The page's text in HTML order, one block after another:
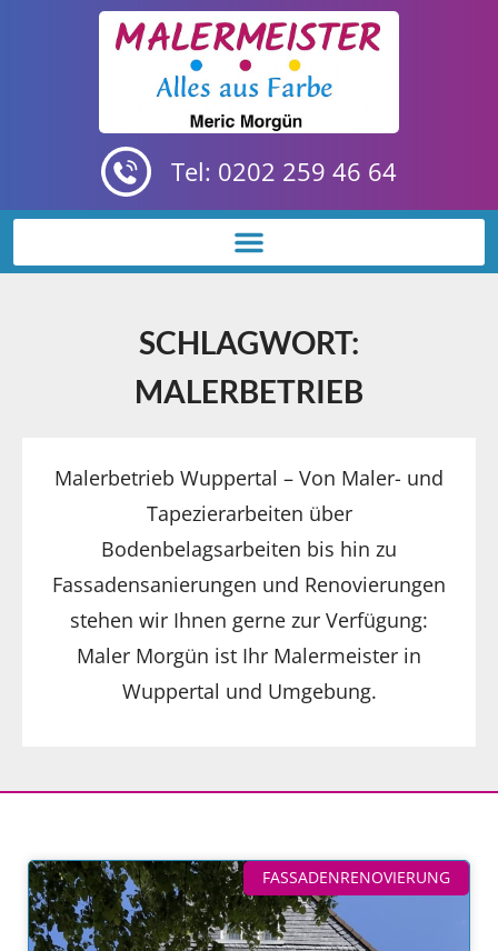
Tel: 0202 259 46 64
SCHLAGWORT:
MALERBETRIEB
Malerbetrieb Wuppertal – Von Maler- und
Tapezierarbeiten über
Bodenbelagsarbeiten bis hin zu
Fassadensanierungen und Renovierungen
stehen wir Ihnen gerne zur Verfügung:
Maler Morgün ist Ihr Malermeister in
Wuppertal und Umgebung.
FASSADENRENOVIERUNG